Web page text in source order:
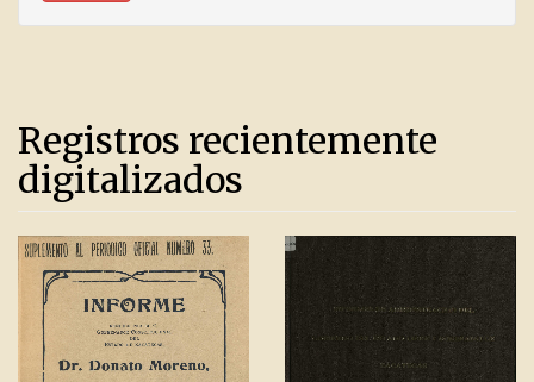
Registros recientemente
digitalizados